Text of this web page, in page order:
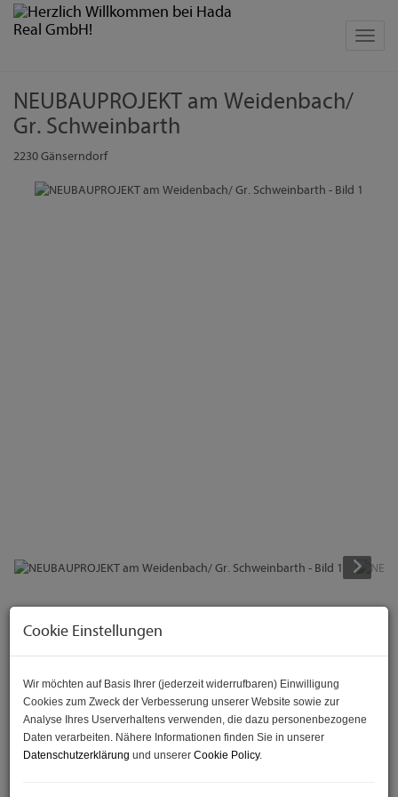
NEUBAUPROJEKT am Weidenbach/
Gr. Schweinbarth
2230 Gänserndorf
Lebensqualität im eigenen Einfamilienhaus - mit guter
Wer die Nähe zur Großstadt möchte, aber trotzdem
Ruhe und Abstand zum hektischen Alltag sucht, ist
hier genau richtig!
Cookie Einstellungen
Wir möchten auf Basis Ihrer (jederzeit widerrufbaren) Einwilligung
Cookies zum Zweck der Verbesserung unserer Website sowie zur
Analyse Ihres Userverhaltens verwenden, die dazu personenbezogene
Daten verarbeiten. Nähere Informationen finden Sie in unserer
Datenschutzerklärung und unserer Cookie Policy.